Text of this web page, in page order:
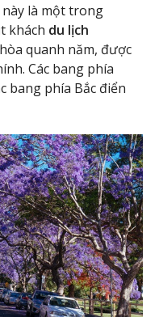
là một trong
khách du lịch
quanh năm, được
Các bang phía
bang phía Bắc điển